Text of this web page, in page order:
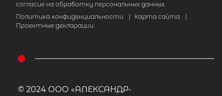
согласие на обработку персональных данных.
Политика конфиденциальности
Карта сайта
Проектные декларации
© 2024 ООО «АЛЕКСАНДР-